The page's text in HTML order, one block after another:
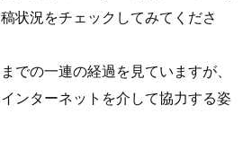
状況をチェックしてみてくださ
での一連の経過を見ていますが、
ンターネットを介して協力する姿